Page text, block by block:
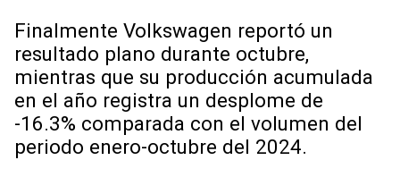
Finalmente Volkswagen reportó un
resultado plano durante octubre,
mientras que su producción acumulada
en el año registra un desplome de
-16.3% comparada con el volumen del
periodo enero-octubre del 2024.